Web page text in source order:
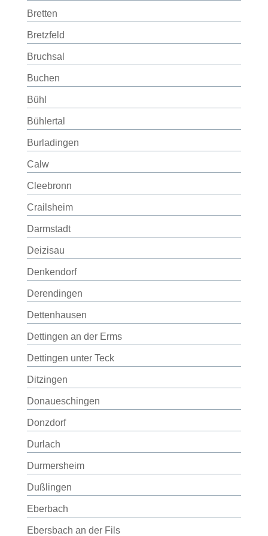
Bretten
Bretzfeld
Bruchsal
Buchen
Bühl
Bühlertal
Burladingen
Calw
Cleebronn
Crailsheim
Darmstadt
Deizisau
Denkendorf
Derendingen
Dettenhausen
Dettingen an der Erms
Dettingen unter Teck
Ditzingen
Donaueschingen
Donzdorf
Durlach
Durmersheim
Dußlingen
Eberbach
Ebersbach an der Fils